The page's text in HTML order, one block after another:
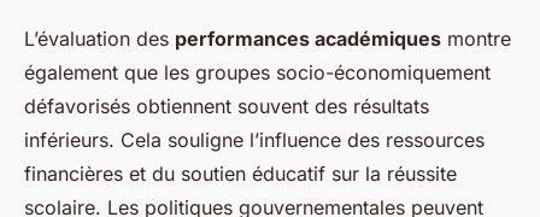
L’évaluation des performances académiques montre
également que les groupes socio-économiquement
défavorisés obtiennent souvent des résultats
inférieurs. Cela souligne l’influence des ressources
financières et du soutien éducatif sur la réussite
scolaire. Les politiques gouvernementales peuvent